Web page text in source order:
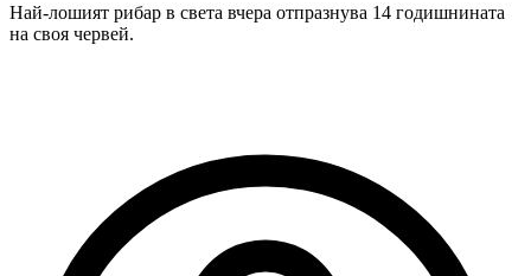
Най-лошият рибар в света вчера отпразнува 14 годишнината
на своя червей.